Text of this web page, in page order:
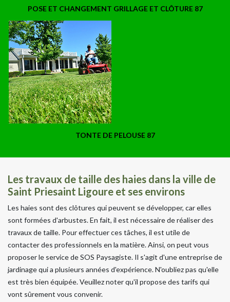
POSE ET CHANGEMENT GRILLAGE ET CLÔTURE 87
TONTE DE PELOUSE 87
Les travaux de taille des haies dans la ville de
Saint Priesaint Ligoure et ses environs
Les haies sont des clôtures qui peuvent se développer, car elles
sont formées d'arbustes. En fait, il est nécessaire de réaliser des
travaux de taille. Pour effectuer ces tâches, il est utile de
contacter des professionnels en la matière. Ainsi, on peut vous
proposer le service de SOS Paysagiste. Il s'agit d'une entreprise de
jardinage qui a plusieurs années d'expérience. N'oubliez pas qu'elle
est très bien équipée. Veuillez noter qu'il propose des tarifs qui
vont sûrement vous convenir.